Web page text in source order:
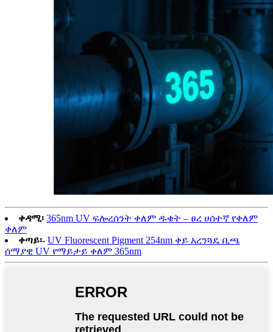
ቀዳሚ፡ 365nm UV ፍሎረሰንት ቀለም ዱቄት – ፀረ ሀሰተኛ የቀለም
ቀለም
ቀጣይ፡- UV Fluorescent Pigment 254nm ቀይ አረንጓዴ ቢጫ
ሰማያዊ UV የማይታይ ቀለም 365nm